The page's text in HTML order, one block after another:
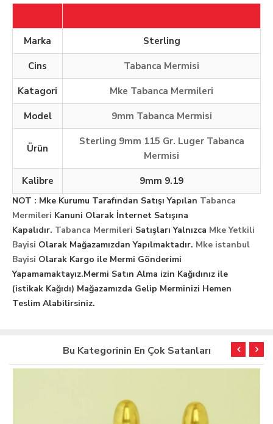
Marka Sterling
Cins Tabanca Mermisi
Katagori Mke Tabanca Mermileri
Model 9mm Tabanca Mermisi
Ürün
Sterling 9mm 115 Gr. Luger Tabanca
Mermisi
Kalibre 9mm 9.19
NOT : Mke Kurumu Tarafından Satışı Yapılan Tabanca
Mermileri Kanuni Olarak İnternet Satışına
Kapalıdır. Tabanca Mermileri Satışları Yalnızca Mke Yetkili
Bayisi Olarak Mağazamızdan Yapılmaktadır. Mke istanbul
Bayisi Olarak Kargo ile Mermi Gönderimi
Yapamamaktayız.Mermi Satın Alma izin Kağıdınız ile
(istikak Kağıdı) Mağazamızda Gelip Merminizi Hemen
Teslim Alabilirsiniz.
Bu Kategorinin En Çok Satanları